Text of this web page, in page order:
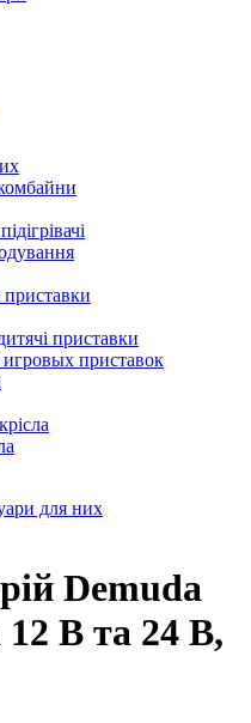
приставки
приставки
приставок
для них
Demuda
В та 24 В,